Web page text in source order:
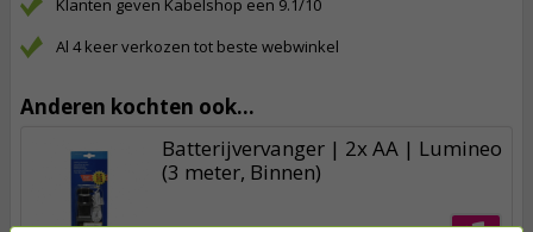
Klanten geven Kabelshop een 9.1/10
Al 4 keer verkozen tot beste webwinkel
Anderen kochten ook...
Batterijvervanger | 2x AA | Lumineo
(3 meter, Binnen)